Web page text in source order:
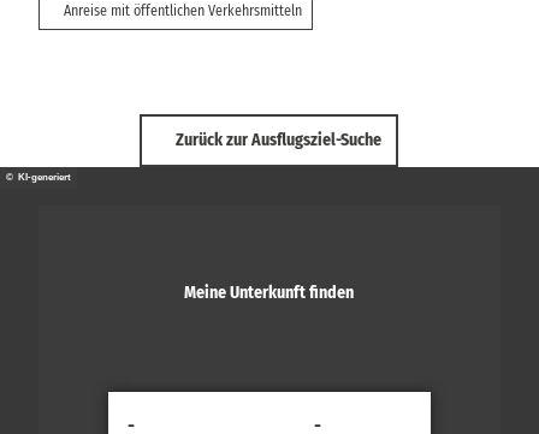
Anreise mit öffentlichen Verkehrsmitteln
Zurück zur Ausflugsziel-Suche
© KI-generiert
Meine Unterkunft finden
- -